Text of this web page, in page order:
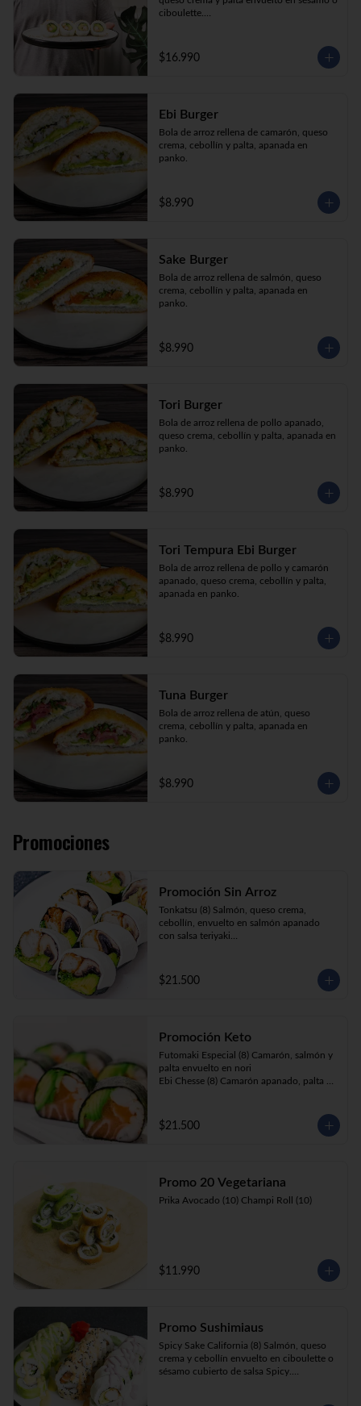
elección
**Imagen Referencial**
ciboulette.
en palta.
Gyosas a elección  (5u)  + 2 bebidas
**Imagen Referencial**
$16.990
Ebi Burger
Bola de arroz rellena de camarón, queso
crema, cebollín y palta, apanada en
panko.
$8.990
Sake Burger
Bola de arroz rellena de salmón, queso
crema, cebollín y palta, apanada en
panko.
$8.990
Tori Burger
Bola de arroz rellena de pollo apanado,
queso crema, cebollín y palta, apanada en
panko.
$8.990
Tori Tempura Ebi Burger
Bola de arroz rellena de pollo y camarón
apanado, queso crema, cebollín y palta,
apanada en panko.
$8.990
Tuna Burger
Bola de arroz rellena de atún, queso
crema, cebollín y palta, apanada en
panko.
$8.990
Promociones
Promoción Sin Arroz
Tonkatsu (8) Salmón, queso crema,
cebollín, envuelto en salmón apanado
con salsa teriyaki
Sake Ebi (8) Camarón, salmón, queso
crema y cebollín envuelto en palta.
$21.500
Promoción Keto
Futomaki Especial (8) Camarón, salmón y
palta envuelto en nori
Ebi Chesse (8) Camarón apanado, palta y
Sake Ebi (8) Camarón, salmón, queso
crema y cebollín envuelto en palta.
$21.500
Promo 20 Vegetariana
Prika Avocado (10) Champi Roll (10)
$11.990
Promo Sushimiaus
Spicy Sake California (8) Salmón, queso
crema y cebollín envuelto en ciboulette o
sésamo cubierto de salsa Spicy.